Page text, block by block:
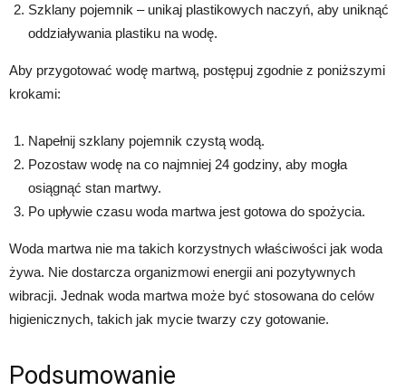
Szklany pojemnik – unikaj plastikowych naczyń, aby uniknąć
oddziaływania plastiku na wodę.
Aby przygotować wodę martwą, postępuj zgodnie z poniższymi
krokami:
Napełnij szklany pojemnik czystą wodą.
Pozostaw wodę na co najmniej 24 godziny, aby mogła
osiągnąć stan martwy.
Po upływie czasu woda martwa jest gotowa do spożycia.
Woda martwa nie ma takich korzystnych właściwości jak woda
żywa. Nie dostarcza organizmowi energii ani pozytywnych
wibracji. Jednak woda martwa może być stosowana do celów
higienicznych, takich jak mycie twarzy czy gotowanie.
Podsumowanie